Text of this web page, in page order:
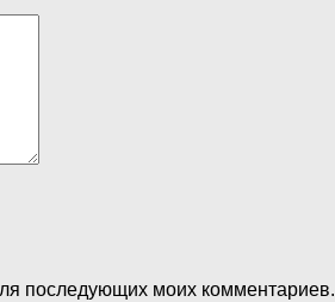
последующих моих комментариев.